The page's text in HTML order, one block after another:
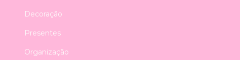
Decoração
Presentes
Organização